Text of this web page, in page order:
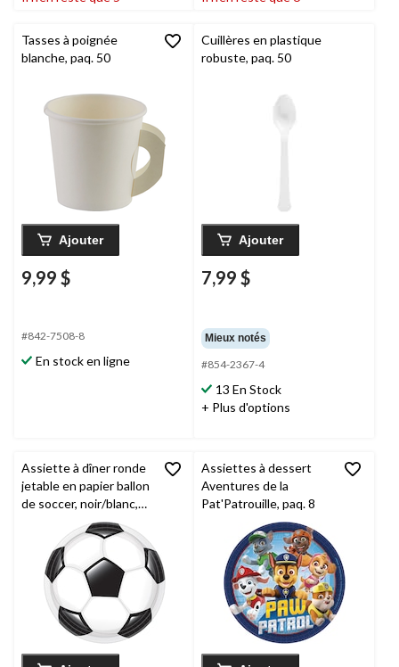
Tasses à poignée
blanche, paq. 50
Ajouter
9,99 $
#842-7508-8
En stock en ligne
Cuillères en plastique
robuste, paq. 50
Ajouter
7,99 $
Mieux notés
#854-2367-4
13 En Stock
+ Plus d'options
Assiette à dîner ronde
jetable en papier ballon
de soccer, noir/blanc,
10,5 po, paq. 20, pour
les fêtes sportives
Assiettes à dessert
Aventures de la
Pat'Patrouille, paq. 8